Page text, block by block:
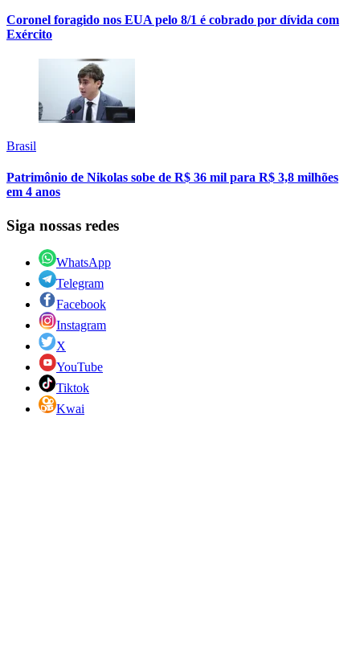
Coronel foragido nos EUA pelo 8/1 é cobrado por dívida com
Exército
Brasil
Patrimônio de Nikolas sobe de R$ 36 mil para R$ 3,8 milhões
em 4 anos
Siga nossas redes
WhatsApp
Telegram
Facebook
Instagram
X
YouTube
Tiktok
Kwai